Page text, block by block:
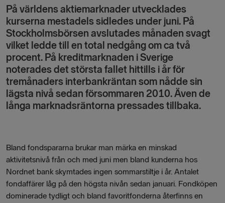
På världens aktiemarknader utvecklades
kurserna mestadels sidledes under juni. På
Stockholmsbörsen avslutades månaden svagt
vilket ledde till en total nedgång om ca två
procent. På kreditmarknaden i Sverige
noterades det största fallet hittills i år för
tremånaders interbankräntan som nådde sin
lägsta nivå sedan försommaren 2010. Även de
långa marknadsräntorna pressades tillbaka.
Bland fondspararna brukar man märka en minskad
aktivitetsnivå från och med juni men bland kunderna hos
Nordnet bank skymtades ingen sommarstiltje i år. Antalet
fondaffärer låg på den högsta nivån sedan januari. Fondköpen
dominerade tydligt och bland favoritfonderna återfinns en